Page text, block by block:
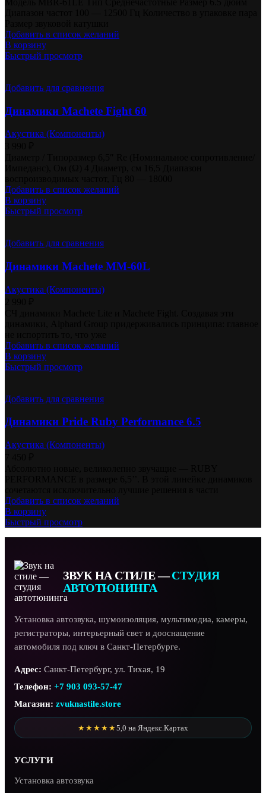
Добавить в список желаний
В корзину
Быстрый просмотр
Добавить для сравнения
Динамики Machete Fight 60
Акустика (Компоненты)
Добавить в список желаний
В корзину
Быстрый просмотр
Добавить для сравнения
Динамики Machete MM-60L
Акустика (Компоненты)
Добавить в список желаний
В корзину
Быстрый просмотр
Добавить для сравнения
Динамики Pride Ruby Performance 6.5
Акустика (Компоненты)
Добавить в список желаний
В корзину
Быстрый просмотр
ЗВУК НА СТИЛЕ —СТУДИЯ
АВТОТЮНИНГА
Установка автозвука, шумоизоляция, мультимедиа, камеры,
регистраторы, интерьерный свет и дооснащение
автомобиля под ключ в Санкт-Петербурге.
Адрес: Санкт-Петербург, ул. Тихая, 19
Телефон: +7 903 093-57-47
Магазин: zvuknastile.store
★★★★★5,0 на Яндекс.Картах
УСЛУГИ
Установка автозвука